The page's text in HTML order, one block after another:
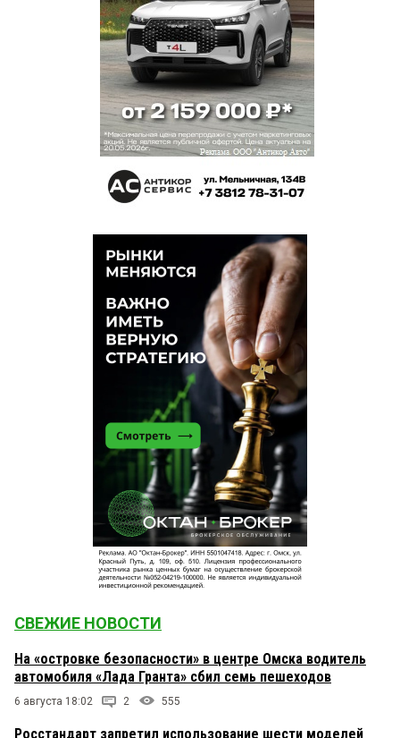
СВЕЖИЕ НОВОСТИ
На «островке безопасности» в центре Омска водитель
автомобиля «Лада Гранта» сбил семь пешеходов
6 августа 18:02 2 555
Росстандарт запретил использование шести моделей